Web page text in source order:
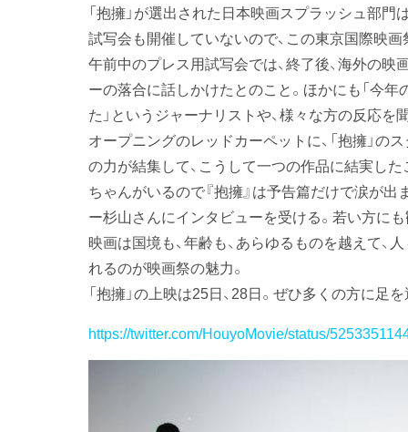
「抱擁」が選出された日本映画スプラッシュ部
試写会も開催していないので、この東京国際映
午前中のプレス用試写会では、終了後、海外の
ーの落合に話しかけたとのこと。ほかにも「今
た」というジャーナリストや、様々な方の反応を
オープニングのレッドカーペットに、「抱擁」の
の力が結集して、こうして一つの作品に結実した
ちゃんがいるので『抱擁』は予告篇だけで涙が
ー杉山さんにインタビューを受ける。若い方に
映画は国境も、年齢も、あらゆるものを越えて
れるのが映画祭の魅力。
「抱擁」の上映は25日、28日。ぜひ多くの方に足
https://twitter.com/HouyoMovie/status/